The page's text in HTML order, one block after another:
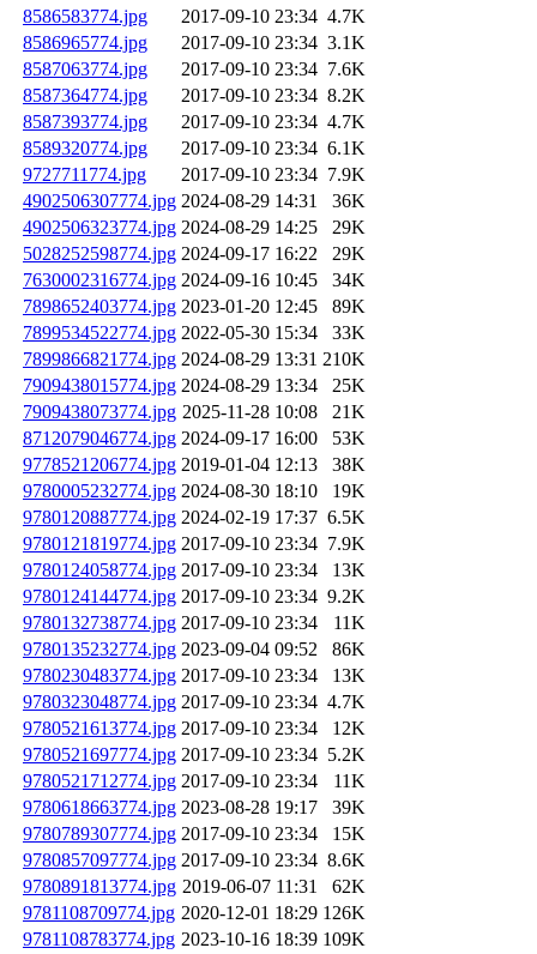
8586583774.jpg
2017-09-10 23:34 4.7K
8586965774.jpg
2017-09-10 23:34 3.1K
8587063774.jpg
2017-09-10 23:34 7.6K
8587364774.jpg
2017-09-10 23:34 8.2K
8587393774.jpg
2017-09-10 23:34 4.7K
8589320774.jpg
2017-09-10 23:34 6.1K
9727711774.jpg
2017-09-10 23:34 7.9K
4902506307774.jpg 2024-08-29 14:31
36K
4902506323774.jpg 2024-08-29 14:25
29K
5028252598774.jpg 2024-09-17 16:22
29K
7630002316774.jpg 2024-09-16 10:45
34K
7898652403774.jpg 2023-01-20 12:45
89K
7899534522774.jpg 2022-05-30 15:34
33K
7899866821774.jpg 2024-08-29 13:31 210K
7909438015774.jpg 2024-08-29 13:34
25K
7909438073774.jpg 2025-11-28 10:08
21K
8712079046774.jpg 2024-09-17 16:00
53K
9778521206774.jpg 2019-01-04 12:13
38K
9780005232774.jpg 2024-08-30 18:10
19K
9780120887774.jpg 2024-02-19 17:37 6.5K
9780121819774.jpg 2017-09-10 23:34 7.9K
9780124058774.jpg 2017-09-10 23:34
13K
9780124144774.jpg 2017-09-10 23:34 9.2K
9780132738774.jpg 2017-09-10 23:34
11K
9780135232774.jpg 2023-09-04 09:52
86K
9780230483774.jpg 2017-09-10 23:34
13K
9780323048774.jpg 2017-09-10 23:34 4.7K
9780521613774.jpg 2017-09-10 23:34
12K
9780521697774.jpg 2017-09-10 23:34 5.2K
9780521712774.jpg 2017-09-10 23:34
11K
9780618663774.jpg 2023-08-28 19:17
39K
9780789307774.jpg 2017-09-10 23:34
15K
9780857097774.jpg 2017-09-10 23:34 8.6K
9780891813774.jpg 2019-06-07 11:31
62K
9781108709774.jpg 2020-12-01 18:29 126K
9781108783774.jpg 2023-10-16 18:39 109K